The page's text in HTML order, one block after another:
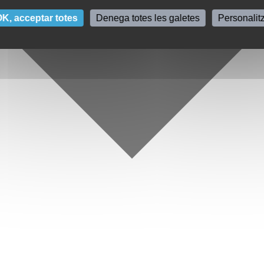
acceptar totes Denega totes les galetes